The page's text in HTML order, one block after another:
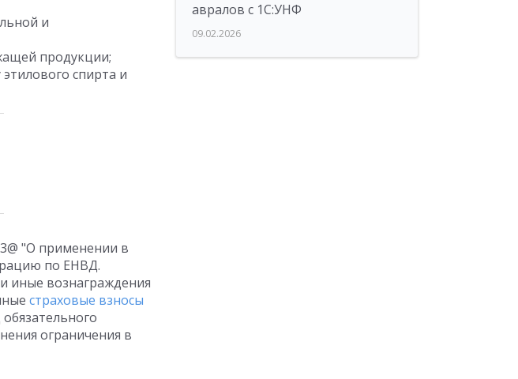
и
продукции;
спирта и
"О применении в
по ЕНВД.
иные вознаграждения
страховые взносы
ограничения в
авралов с 1С:УНФ
09.02.2026